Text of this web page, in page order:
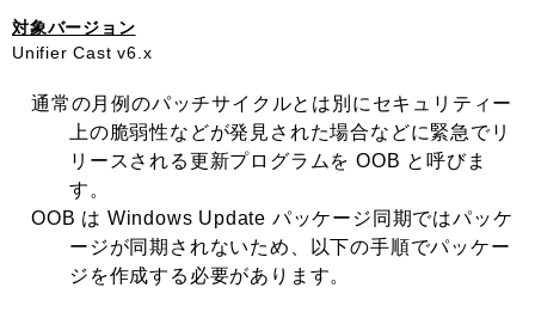
対象バージョン
Unifier Cast v6.x
通常の月例のパッチサイクルとは別にセキュリティー
上の脆弱性などが発見された場合などに緊急でリ
リースされる更新プログラムを OOB と呼びま
す。
OOB は Windows Update パッケージ同期ではパッケ
ージが同期されないため、以下の手順でパッケー
ジを作成する必要があります。